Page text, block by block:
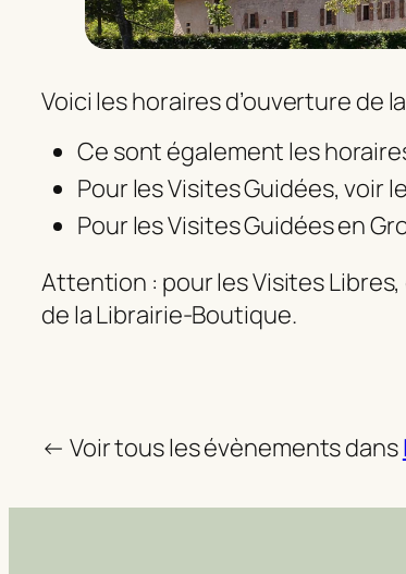
Voici les horaires d’ouverture de
Ce sont également les
Pour les Visites Guidées, voir
Pour les Visites Guidées en
Attention : pour les Visites
de la Librairie-Boutique.
← Voir tous les évènements dans